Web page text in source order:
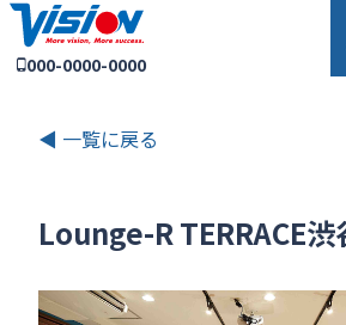
000-0000-0000
◀ 一覧に戻る
Lounge-R TERRACE渋